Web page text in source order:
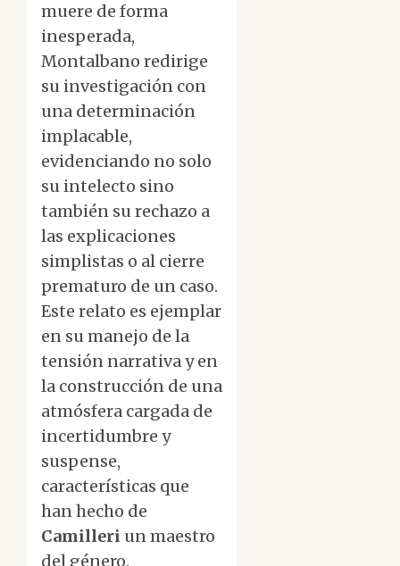
muere de forma
inesperada,
Montalbano redirige
su investigación con
una determinación
implacable,
evidenciando no solo
su intelecto sino
también su rechazo a
las explicaciones
simplistas o al cierre
prematuro de un caso.
Este relato es ejemplar
en su manejo de la
tensión narrativa y en
la construcción de una
atmósfera cargada de
incertidumbre y
suspense,
características que
han hecho de
Camilleri un maestro
del género.